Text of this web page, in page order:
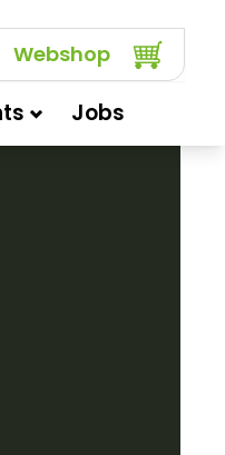
Webshop
Jobs